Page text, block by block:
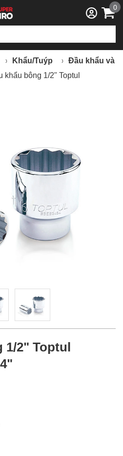
0
Khẩu/Tuýp
Đầu khẩu và
khẩu bông 1/2" Toptul
1/2" Toptul